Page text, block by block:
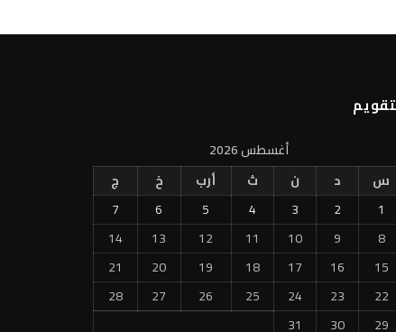
أغسطس 2026
س
د ن ث أرب خ
ج
1
2
3
4
5
6
7
8
9
10
11
12
13
14
15
16
17
18
19
20
21
22
23
24
25
26
27
28
29
30
31